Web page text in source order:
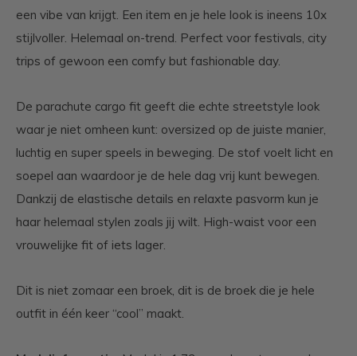
een vibe van krijgt. Een item en je hele look is ineens 10x
stijlvoller. Helemaal on-trend. Perfect voor festivals, city
trips of gewoon een comfy but fashionable day.
De parachute cargo fit geeft die echte streetstyle look
waar je niet omheen kunt: oversized op de juiste manier,
luchtig en super speels in beweging. De stof voelt licht en
soepel aan waardoor je de hele dag vrij kunt bewegen.
Dankzij de elastische details en relaxte pasvorm kun je
haar helemaal stylen zoals jij wilt. High-waist voor een
vrouwelijke fit of iets lager.
Dit is niet zomaar een broek, dit is de broek die je hele
outfit in één keer “cool” maakt.